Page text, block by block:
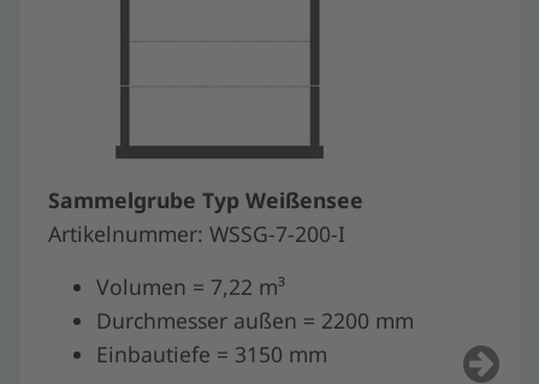
Sammelgrube Typ Weißensee
Artikelnummer: WSSG-7-200-I
Volumen = 7,22 m³
Durchmesser außen = 2200 mm
Einbautiefe = 3150 mm